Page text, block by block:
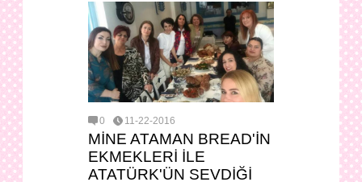
0 11-22-2016
MİNE ATAMAN BREAD'İN
EKMEKLERİ İLE
ATATÜRK'ÜN SEVDİĞİ